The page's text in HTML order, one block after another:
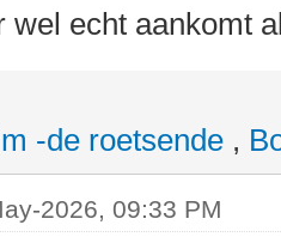
wel echt aankomt
-de roetsende ,
2026, 09:33 PM